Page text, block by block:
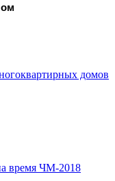
домов
время ЧМ-2018